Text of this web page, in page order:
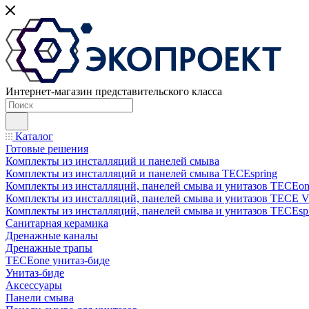
Интернет-магазин представительского класса
Каталог
Готовые решения
Комплекты из инсталляций и панелей смыва
Комплекты из инсталляций и панелей смыва TECEspring
Комплекты из инсталляций, панелей смыва и унитазов
Комплекты из инсталляций, панелей смыва и унитазов ТЕСЕ
Комплекты из инсталляций, панелей смыва и унитазов
Санитарная керамика
Дренажные каналы
Дренажные трапы
TECEone унитаз-биде
Унитаз-биде
Аксессуары
Панели смыва